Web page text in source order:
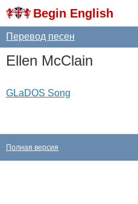
Begin English
Перевод песен
Ellen McClain
GLaDOS Song
Полная версия